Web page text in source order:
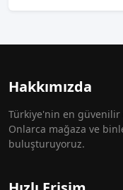
Hakkımızda
Türkiye'nin en güvenilir
Onlarca mağaza ve
buluşturuyoruz.